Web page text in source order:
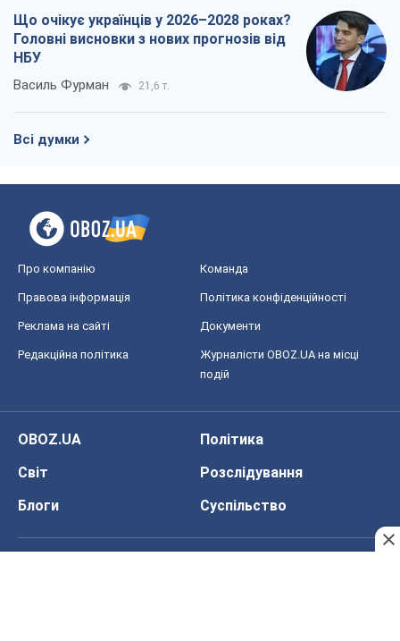
Що очікує українців у 2026–2028 роках?
Головні висновки з нових прогнозів від
НБУ
Василь Фурман 21,6 т.
Всі думки
Про компанію Команда
Правова інформація Політика конфіденційності
Реклама на сайті Документи
Редакційна політика
Журналісти OBOZ.UA на місці
подій
OBOZ.UA
Політика
Світ
Розслідування
Блоги
Суспільство